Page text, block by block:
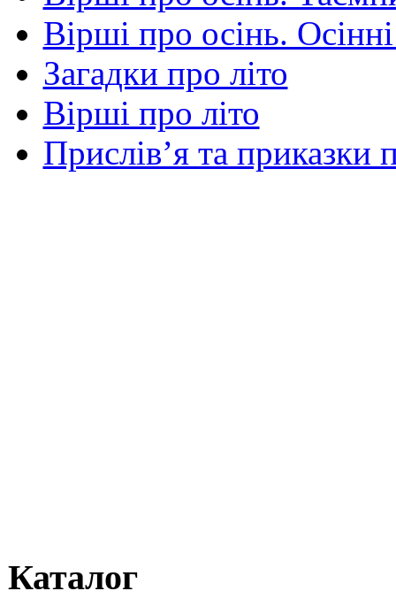
Вірші про осінь.
Загадки про літо
Вірші про літо
Прислів’я та приказки
Каталог